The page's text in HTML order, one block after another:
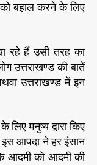
बहाल करने के लिए
रहे हैं उसी तरह का
उत्तराखण्ड की बातें
उत्तराखण्ड में इन
मनुष्य द्वारा किए
इस आपदा ने हर इंसान
आदमी को आदमी की